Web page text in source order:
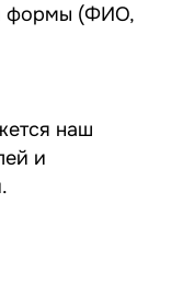
формы (ФИО,
наш
и